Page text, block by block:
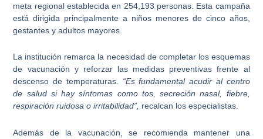
meta regional establecida en 254,193 personas. Esta campaña
está dirigida principalmente a niños menores de cinco años,
gestantes y adultos mayores.
La institución remarca la necesidad de completar los esquemas
de vacunación y reforzar las medidas preventivas frente al
descenso de temperaturas. “Es fundamental acudir al centro
de salud si hay síntomas como tos, secreción nasal, fiebre,
respiración ruidosa o irritabilidad”, recalcan los especialistas.
Además de la vacunación, se recomienda mantener una